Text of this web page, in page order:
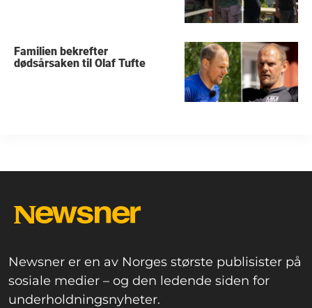
Familien bekrefter
dødsårsaken til Olaf Tufte
Newsner er en av Norges største publisister på
sosiale medier – og den ledende siden for
underholdningsnyheter.